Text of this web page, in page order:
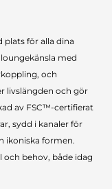
för alla dina
med
och
livslängden och gör
av FSC™-certifierat
sydd i kanaler för
ikoniska formen.
behov, både idag